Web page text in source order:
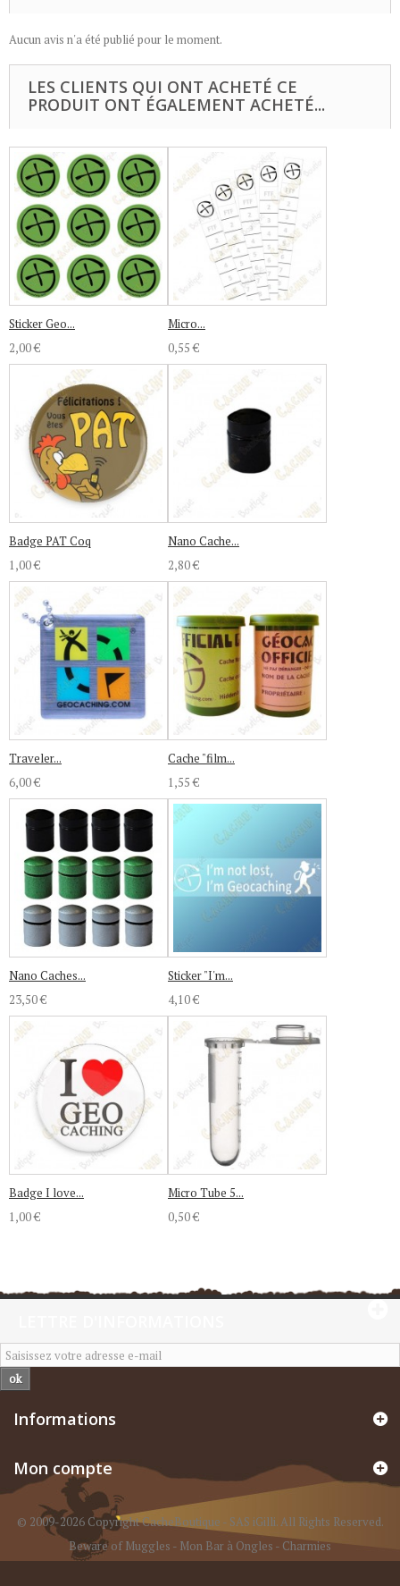
Aucun avis n'a été publié pour le moment.
LES CLIENTS QUI ONT ACHETÉ CE
PRODUIT ONT ÉGALEMENT ACHETÉ...
Sticker Geo...
2,00 €
Micro...
0,55 €
Badge PAT Coq
1,00 €
Nano Cache...
2,80 €
Traveler...
6,00 €
Cache "film...
1,55 €
Nano Caches...
23,50 €
Sticker "I'm...
4,10 €
Badge I love...
1,00 €
Micro Tube 5...
0,50 €
ok
Informations
Mon compte
© 2009-2026 Copyright CacheBoutique - SAS iGilli. All Rights Reserved.
Beware of Muggles - Mon Bar à Ongles - Charmies